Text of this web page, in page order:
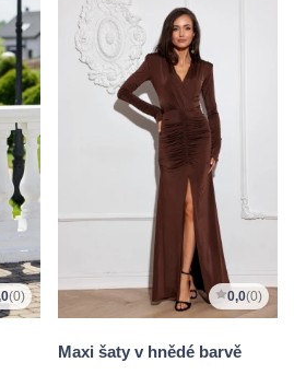
(0) 0,0(0)
Maxi šaty v hnědé barvě